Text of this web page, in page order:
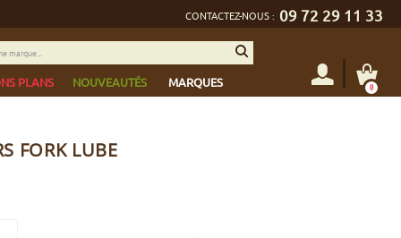
CONTACTEZ-NOUS : 09 72 29 11 33
PLANS NOUVEAUTÉS MARQUES 0
FORK LUBE